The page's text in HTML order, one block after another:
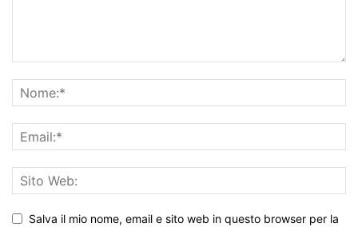
Salva il mio nome, email e sito web in questo browser per la